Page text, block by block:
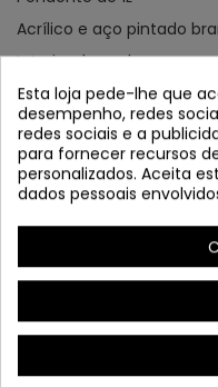
Acrílico e aço pintado
Interior dourado.
* Altura do ecrã: 17 cm
Esta loja pede-lhe que
desempenho, redes
redes sociais e a
para fornecer recursos
personalizados. Aceita
dados pessoais